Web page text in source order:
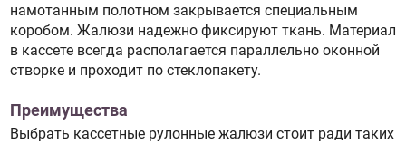
намотанным полотном закрывается специальным
коробом. Жалюзи надежно фиксируют ткань. Материал
в кассете всегда располагается параллельно оконной
створке и проходит по стеклопакету.
Преимущества
Выбрать кассетные рулонные жалюзи стоит ради таких